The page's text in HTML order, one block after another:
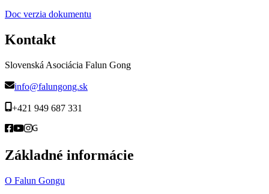
Doc verzia dokumentu
Kontakt
Slovenská Asociácia Falun Gong
info@falungong.sk
+421 949 687 331
Základné informácie
O Falun Gongu